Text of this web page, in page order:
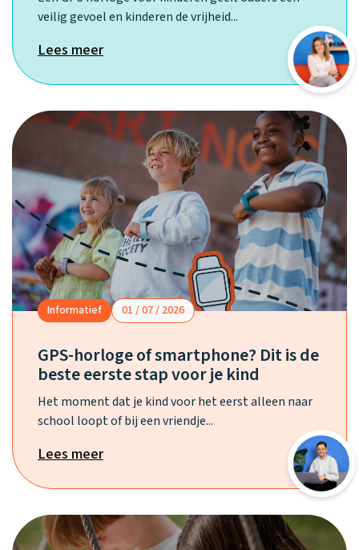
veilig gevoel en kinderen de vrijheid...
Lees meer
Informatief 01 / 07 / 2026
GPS-horloge of smartphone? Dit is de
beste eerste stap voor je kind
Het moment dat je kind voor het eerst alleen naar
school loopt of bij een vriendje...
Lees meer